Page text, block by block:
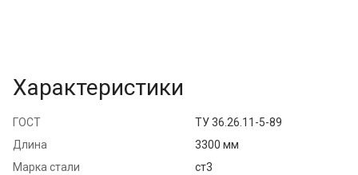
Характеристики
ГОСТ
ТУ 36.26.11-5-89
Длина
3300 мм
Марка стали
ст3